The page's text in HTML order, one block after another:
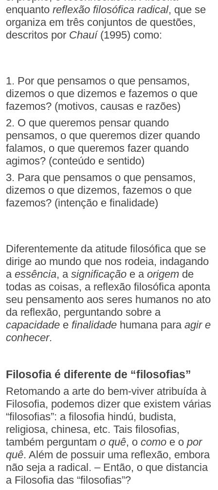
enquanto reflexão filosófica radical, que se
organiza em três conjuntos de questões,
descritos por Chauí(1995) como:
1. Por que pensamos o que pensamos,
dizemos o que dizemos e fazemos o que
fazemos? (motivos, causas e razões)
2. O que queremos pensar quando
pensamos, o que queremos dizer quando
falamos, o que queremos fazer quando
agimos? (conteúdo e sentido)
3. Para que pensamos o que pensamos,
dizemos o que dizemos, fazemos o que
fazemos? (intenção e finalidade)
Diferentemente da atitude filosófica que se
dirige ao mundo que nos rodeia, indagando
a essência, a significação e a origem de
todas as coisas, a reflexão filosófica aponta
seu pensamento aos seres humanos no ato
da reflexão, perguntando sobre a
capacidade e finalidade humana para agir e
conhecer.
Filosofia é diferente de “filosofias”
Retomando a arte do bem-viver atribuída à
Filosofia, podemos dizer que existem várias
“filosofias”: a filosofia hindú, budista,
religiosa, chinesa, etc. Tais filosofias,
também perguntam o quê, o como e o por
quê. Além de possuir uma reflexão, embora
não seja a radical. – Então, o que distancia
a Filosofia das “filosofias”?